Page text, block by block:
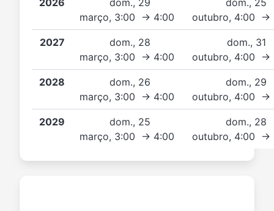
março, 3:00 → 4:00
outubro, 4:00 →
2027
dom., 28
março, 3:00 → 4:00
dom., 31
outubro, 4:00 →
2028
dom., 26
março, 3:00 → 4:00
dom., 29
outubro, 4:00 →
2029
dom., 25
março, 3:00 → 4:00
dom., 28
outubro, 4:00 →